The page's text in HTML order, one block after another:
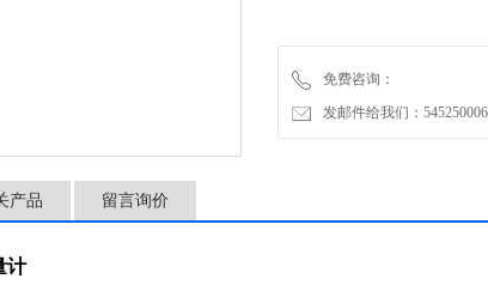
免费咨询：
发邮件给我们：
产品 留言询价
计